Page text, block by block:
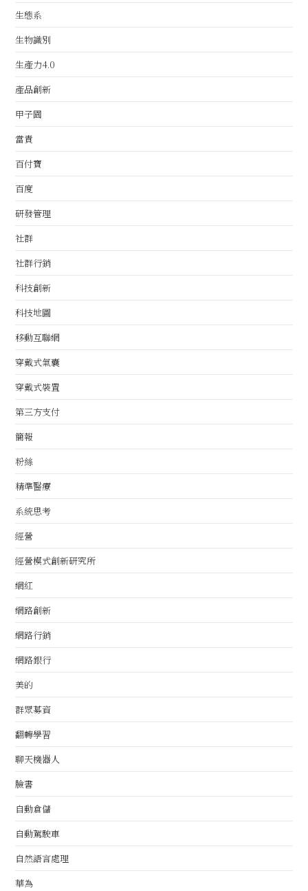
生態系
生物識別
生產力4.0
產品創新
甲子園
當責
百付寶
百度
研發管理
社群
社群行銷
科技創新
科技地圖
移動互聯網
穿戴式氣囊
穿戴式裝置
第三方支付
簡報
粉絲
精準醫療
系統思考
經營
經營模式創新研究所
網紅
網路創新
網路行銷
網路銀行
美的
群眾募資
翻轉學習
聊天機器人
臉書
自動倉儲
自動駕駛車
自然語言處理
華為